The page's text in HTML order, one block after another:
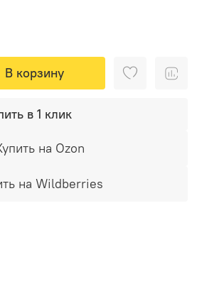
В корзину
в 1 клик
на Ozon
на Wildberries